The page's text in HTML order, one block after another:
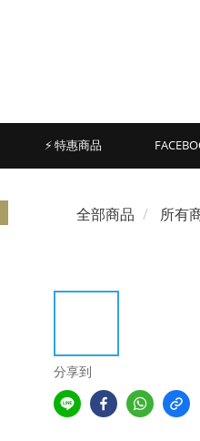
⚡ 特惠商品
全部商品 所有
分享到